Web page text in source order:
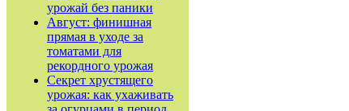
урожай без паники
Август: финишная
прямая в уходе за
томатами для
рекордного урожая
Секрет хрустящего
урожая: как ухаживать